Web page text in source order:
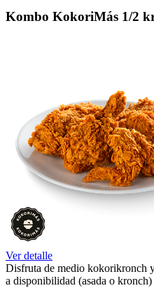
Kombo KokoriMás 1/2
Ver detalle
Disfruta de medio kokorikronch
a disponibilidad (asada o kronch)